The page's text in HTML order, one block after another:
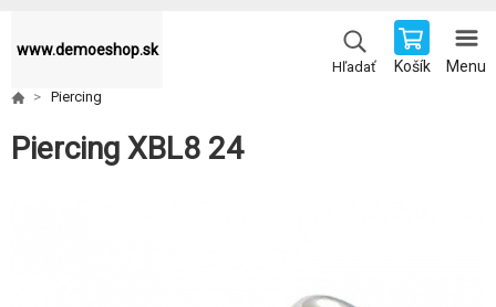
www.demoeshop.sk
Hľadať Košík Menu
Piercing
Piercing XBL8 24